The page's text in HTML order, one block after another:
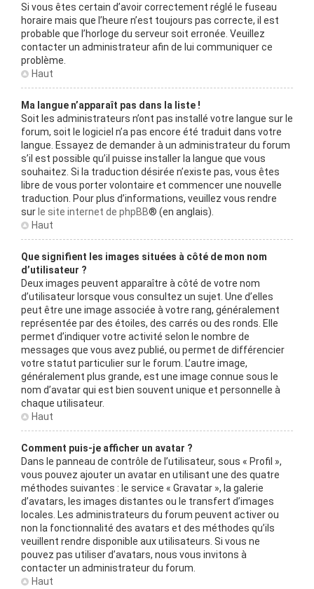
Si vous êtes certain d’avoir correctement réglé le fuseau
horaire mais que l’heure n’est toujours pas correcte, il est
probable que l’horloge du serveur soit erronée. Veuillez
contacter un administrateur afin de lui communiquer ce
problème.
Haut
Ma langue n’apparaît pas dans la liste !
Soit les administrateurs n’ont pas installé votre langue sur le
forum, soit le logiciel n’a pas encore été traduit dans votre
langue. Essayez de demander à un administrateur du forum
s’il est possible qu’il puisse installer la langue que vous
souhaitez. Si la traduction désirée n’existe pas, vous êtes
libre de vous porter volontaire et commencer une nouvelle
traduction. Pour plus d’informations, veuillez vous rendre
sur le site internet de phpBB® (en anglais).
Haut
Que signifient les images situées à côté de mon nom
d’utilisateur ?
Deux images peuvent apparaître à côté de votre nom
d’utilisateur lorsque vous consultez un sujet. Une d’elles
peut être une image associée à votre rang, généralement
représentée par des étoiles, des carrés ou des ronds. Elle
permet d’indiquer votre activité selon le nombre de
messages que vous avez publié, ou permet de différencier
votre statut particulier sur le forum. L’autre image,
généralement plus grande, est une image connue sous le
nom d’avatar qui est bien souvent unique et personnelle à
chaque utilisateur.
Haut
Comment puis-je afficher un avatar ?
Dans le panneau de contrôle de l’utilisateur, sous « Profil »,
vous pouvez ajouter un avatar en utilisant une des quatre
méthodes suivantes : le service « Gravatar », la galerie
d’avatars, les images distantes ou le transfert d’images
locales. Les administrateurs du forum peuvent activer ou
non la fonctionnalité des avatars et des méthodes qu’ils
veuillent rendre disponible aux utilisateurs. Si vous ne
pouvez pas utiliser d’avatars, nous vous invitons à
contacter un administrateur du forum.
Haut